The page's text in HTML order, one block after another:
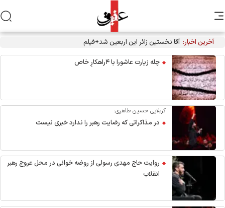
آخرین اخبار: آقا نخستین زائر این اربعین شد+فیلم
چله زیارت عاشورا با ۴راهکارِ خاص
کربلایی حسین طاهری:
در مذاکراتی که رضایت رهبر را ندارد خبری نیست
روایت حاج مهدی رسولی از روضه خوانی در محل عروج رهبر
انقلاب